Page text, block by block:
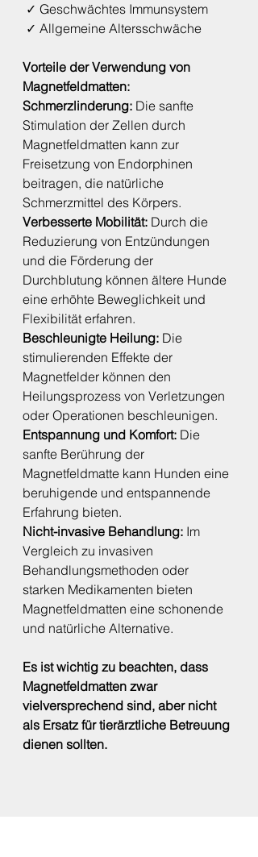
✓ Geschwächtes Immunsystem
✓ Allgemeine Altersschwäche
Vorteile der Verwendung von
Magnetfeldmatten:
Schmerzlinderung: Die sanfte
Stimulation der Zellen durch
Magnetfeldmatten kann zur
Freisetzung von Endorphinen
beitragen, die natürliche
Schmerzmittel des Körpers.
Verbesserte Mobilität: Durch die
Reduzierung von Entzündungen
und die Förderung der
Durchblutung können ältere Hunde
eine erhöhte Beweglichkeit und
Flexibilität erfahren.
Beschleunigte Heilung: Die
stimulierenden Effekte der
Magnetfelder können den
Heilungsprozess von Verletzungen
oder Operationen beschleunigen.
Entspannung und Komfort: Die
sanfte Berührung der
Magnetfeldmatte kann Hunden eine
beruhigende und entspannende
Erfahrung bieten.
Nicht-invasive Behandlung: Im
Vergleich zu invasiven
Behandlungsmethoden oder
starken Medikamenten bieten
Magnetfeldmatten eine schonende
und natürliche Alternative.
Es ist wichtig zu beachten, dass
Magnetfeldmatten zwar
vielversprechend sind, aber nicht
als Ersatz für tierärztliche Betreuung
dienen sollten.